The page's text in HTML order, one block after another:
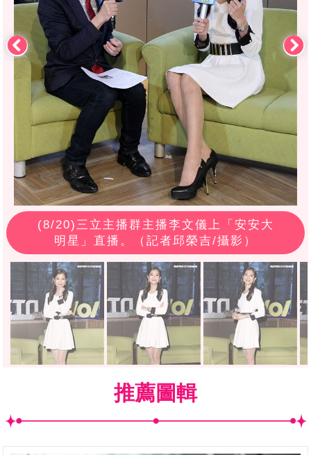
(8/20)三立主播群主播李文儀上「安安大
明星」直播。（記者邱榮吉/攝影）
推薦圖輯